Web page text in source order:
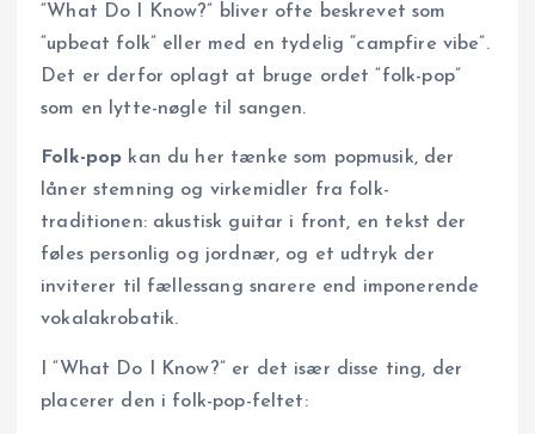
“What Do I Know?” bliver ofte beskrevet som
“upbeat folk” eller med en tydelig “campfire vibe”.
Det er derfor oplagt at bruge ordet “folk-pop”
som en lytte-nøgle til sangen.
Folk-pop kan du her tænke som popmusik, der
låner stemning og virkemidler fra folk-
traditionen: akustisk guitar i front, en tekst der
føles personlig og jordnær, og et udtryk der
inviterer til fællessang snarere end imponerende
vokalakrobatik.
I “What Do I Know?” er det især disse ting, der
placerer den i folk-pop-feltet: